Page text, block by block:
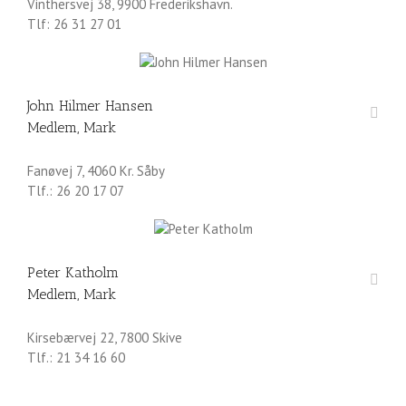
Vinthersvej 38, 9900 Frederikshavn.
Tlf: 26 31 27 01
John Hilmer Hansen
Medlem, Mark
Fanøvej 7, 4060 Kr. Såby
Tlf.: 26 20 17 07
Peter Katholm
Medlem, Mark
Kirsebærvej 22, 7800 Skive
Tlf.: 21 34 16 60